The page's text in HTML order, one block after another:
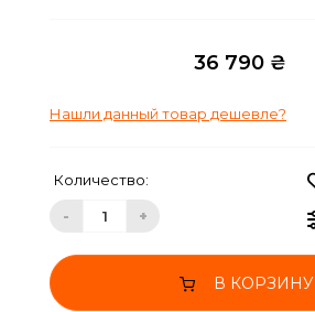
36 790 ₴
Нашли данный товар дешевле?
Количество:
- +
В КОРЗИНУ